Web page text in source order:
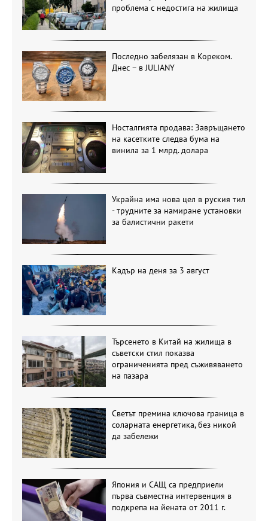
проблема с недостига на жилища
Последно забелязан в Кореком.
Днес – в JULIANY
Носталгията продава: Завръщането
на касетките следва бума на
винила за 1 млрд. долара
Украйна има нова цел в руския тил
- трудните за намиране установки
за балистични ракети
Кадър на деня за 3 август
Търсенето в Китай на жилища в
съветски стил показва
ограниченията пред съживяването
на пазара
Светът премина ключова граница в
соларната енергетика, без никой
да забележи
Япония и САЩ са предприели
първа съвместна интервенция в
подкрепа на йената от 2011 г.